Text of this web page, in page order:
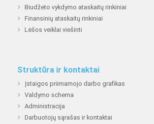
Biudžeto vykdymo ataskaitų rinkiniai
Finansinių ataskaitų rinkiniai
Lėšos veiklai viešinti
Struktūra ir kontaktai
Įstaigos priimamojo darbo grafikas
Valdymo schema
Administracija
Darbuotojų sąrašas ir kontaktai